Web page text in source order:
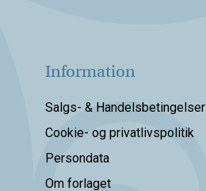
Information
Salgs- & Handelsbetingelser
Cookie- og privatlivspolitik
Persondata
Om forlaget